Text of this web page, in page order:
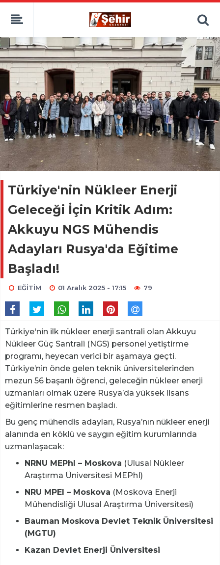
Türkiye'nin Nükleer Enerji
Geleceği İçin Kritik Adım:
Akkuyu NGS Mühendis
Adayları Rusya'da Eğitime
Başladı!
EĞİTİM 01 Aralık 2025 - 17:15 79
Türkiye'nin ilk nükleer enerji santrali olan Akkuyu
Nükleer Güç Santrali (NGS) personel yetiştirme
programı, heyecan verici bir aşamaya geçti.
Türkiye’nin önde gelen teknik üniversitelerinden
mezun 56 başarılı öğrenci, geleceğin nükleer enerji
uzmanları olmak üzere Rusya’da yüksek lisans
eğitimlerine resmen başladı.
Bu genç mühendis adayları, Rusya’nın nükleer enerji
alanında en köklü ve saygın eğitim kurumlarında
uzmanlaşacak:
NRNU MEPhI – Moskova (Ulusal Nükleer
Araştırma Üniversitesi MEPhI)
NRU MPEI – Moskova (Moskova Enerji
Mühendisliği Ulusal Araştırma Üniversitesi)
Bauman Moskova Devlet Teknik Üniversitesi
(MGTU)
Kazan Devlet Enerji Üniversitesi